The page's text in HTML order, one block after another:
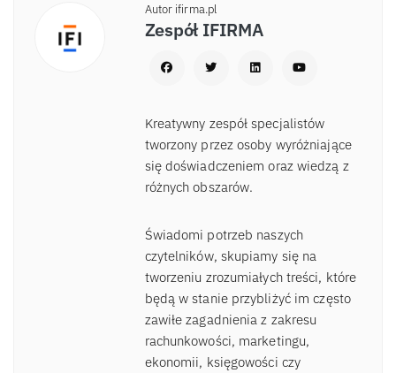
Autor ifirma.pl
Zespół IFIRMA
Kreatywny zespół specjalistów
tworzony przez osoby wyróżniające
się doświadczeniem oraz wiedzą z
różnych obszarów.
Świadomi potrzeb naszych
czytelników, skupiamy się na
tworzeniu zrozumiałych treści, które
będą w stanie przybliżyć im często
zawiłe zagadnienia z zakresu
rachunkowości, marketingu,
ekonomii, księgowości czy